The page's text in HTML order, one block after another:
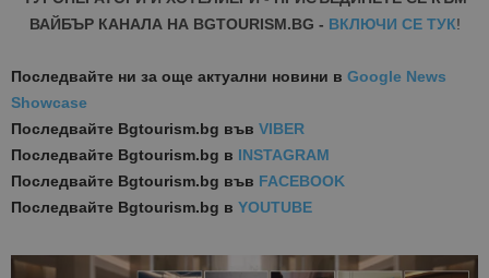
ВАЙБЪР КАНАЛА НА BGTOURISM.BG - ВКЛЮЧИ СЕ ТУК!
Последвайте ни за още актуални новини в Google News
Showcase
Последвайте Bgtourism.bg във VIBER
Последвайте Bgtourism.bg в INSTAGRAM
Последвайте Bgtourism.bg във FACEBOOK
Последвайте Bgtourism.bg в YOUTUBE